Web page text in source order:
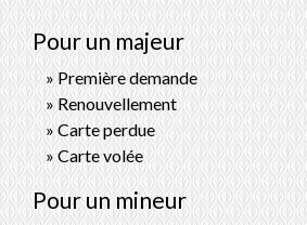
Pour un majeur
Première demande
Renouvellement
Carte perdue
Carte volée
Pour un mineur